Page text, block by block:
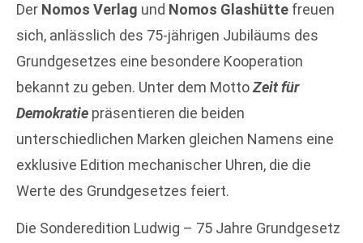
Der Nomos Verlag und Nomos Glashütte freuen
sich, anlässlich des 75-jährigen Jubiläums des
Grundgesetzes eine besondere Kooperation
bekannt zu geben. Unter dem MottoZeit für
Demokratie präsentieren die beiden
unterschiedlichen Marken gleichen Namens eine
exklusive Edition mechanischer Uhren, die die
Werte des Grundgesetzes feiert.
Die Sonderedition Ludwig – 75 Jahre Grundgesetz